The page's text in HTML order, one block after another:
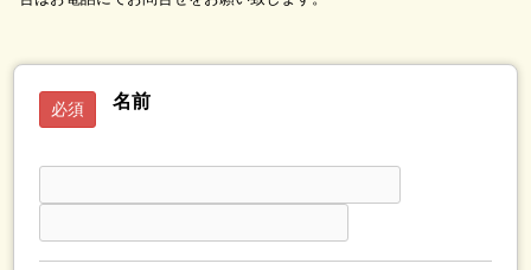
必須 名前